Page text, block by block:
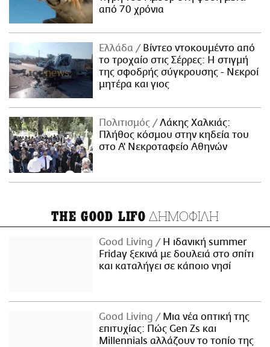
από 70 χρόνια
Ελλάδα
Βίντεο ντοκουμέντο από
το τροχαίο στις Σέρρες: Η στιγμή
της σφοδρής σύγκρουσης - Νεκροί
μητέρα και γιος
Πολιτισμός
Λάκης Χαλκιάς:
Πλήθος κόσμου στην κηδεία του
στο Α' Νεκροταφείο Αθηνών
THE GOOD LIFO ΔΗΜΟΦΙΛΗ
Good Living
Η ιδανική summer
Friday ξεκινά με δουλειά στο σπίτι
και καταλήγει σε κάποιο νησί
Good Living
Μια νέα οπτική της
επιτυχίας: Πώς Gen Zs και
Millennials αλλάζουν το τοπίο της